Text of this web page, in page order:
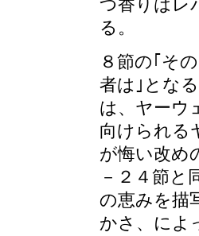
つ香りはレ
る。
８節の｢そ
者は｣とな
は、ヤーウ
向けられる
が悔い改め
－２４節と
の恵みを描
かさ、によ